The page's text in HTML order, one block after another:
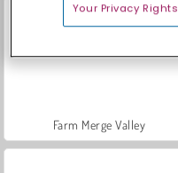
Farm Merge Valley
Your Privacy Rights